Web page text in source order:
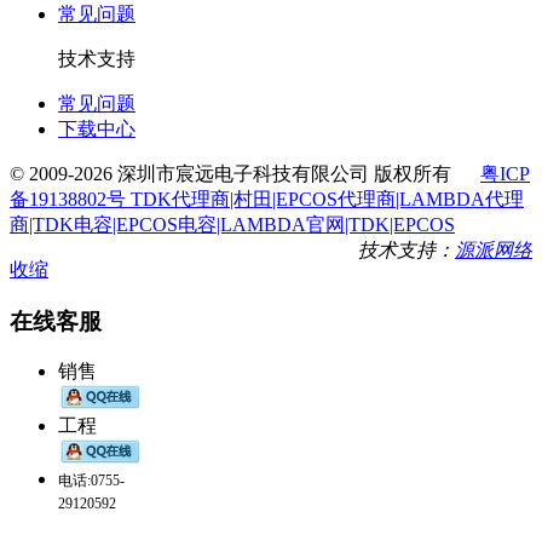
常见问题
技术支持
常见问题
下载中心
© 2009-2026 深圳市宸远电子科技有限公司 版权所有 粤ICP
备19138802号 TDK代理商|村田|EPCOS代理商|LAMBDA代理
商|TDK电容|EPCOS电容|LAMBDA官网|TDK|EPCOS
技术支持： 源派网络
收缩
在线客服
销售
工程
电话:0755-
29120592